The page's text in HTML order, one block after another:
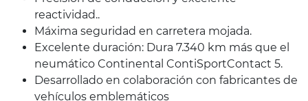
reactividad..
Máxima seguridad en carretera mojada.
Excelente duración: Dura 7.340 km más que el
neumático Continental ContiSportContact 5.
Desarrollado en colaboración con fabricantes de
vehículos emblemáticos